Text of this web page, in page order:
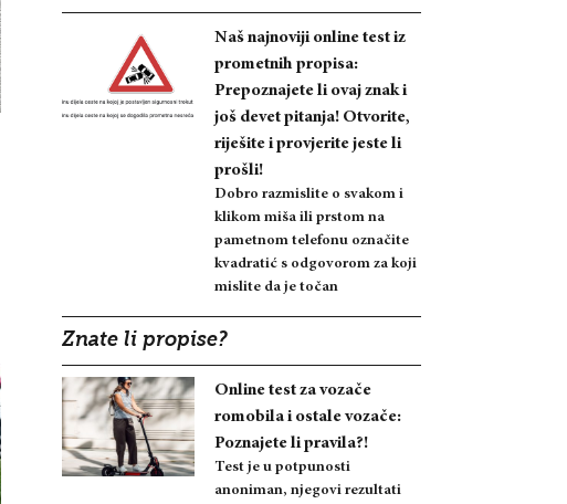
Naš najnoviji online test iz
prometnih propisa:
Prepoznajete li ovaj znak i
još devet pitanja! Otvorite,
riješite i provjerite jeste li
prošli!
Dobro razmislite o svakom i
klikom miša ili prstom na
pametnom telefonu označite
kvadratić s odgovorom za koji
mislite da je točan
Znate li propise?
Online test za vozače
romobila i ostale vozače:
Poznajete li pravila?!
Test je u potpunosti
anoniman, njegovi rezultati